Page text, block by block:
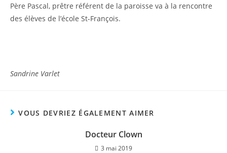
Père Pascal, prêtre référent de la paroisse va à la rencontre
des élèves de l’école St-François.
Sandrine Varlet
VOUS DEVRIEZ ÉGALEMENT AIMER
Docteur Clown
3 mai 2019